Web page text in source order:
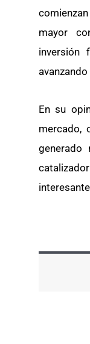
mayor
inversión
En su
mercado,
generado